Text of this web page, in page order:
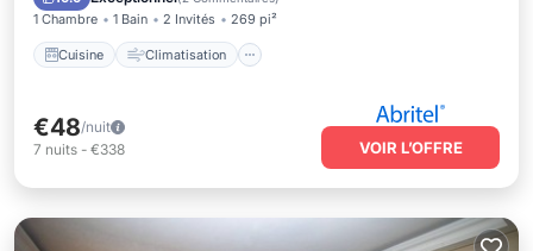
1 Chambre 1 Bain 2 Invités 269 pi²
Cuisine Climatisation
€48/nuit
7 nuits - €338 VOIR L’OFFRE